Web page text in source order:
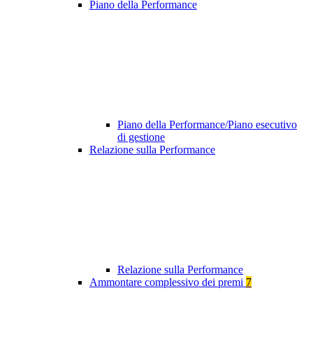
Piano della Performance
Piano della Performance/Piano esecutivo
di gestione
Relazione sulla Performance
Relazione sulla Performance
Ammontare complessivo dei premi 7